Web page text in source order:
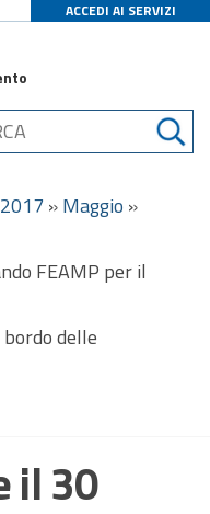
ACCEDI AI SERVIZI
2017»Maggio »
FEAMP per il
delle
il 30